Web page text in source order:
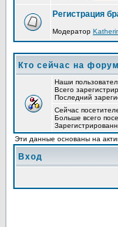
Регистрация
Модератор
Кто сейчас на
Наши
Всего
Последний
Сейчас
Больше всего
Эти данные основаны на
Вход